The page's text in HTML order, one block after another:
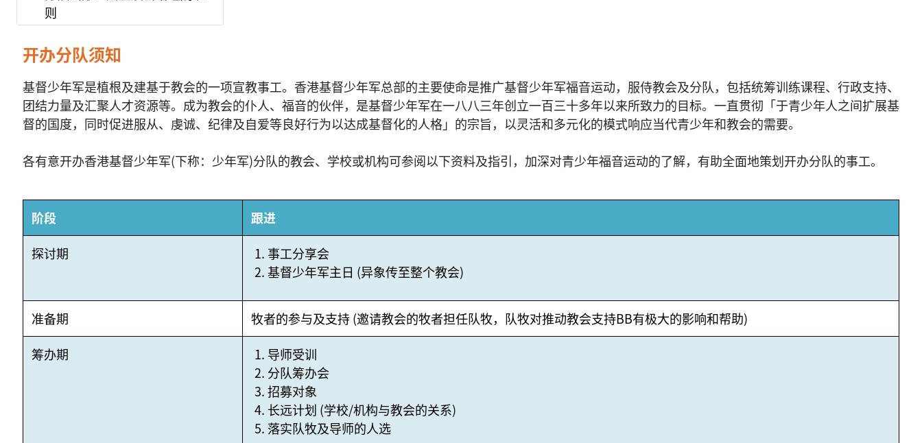
则
开办分队须知
基督少年军是植根及建基于教会的一项宣教事工。香港基督少年军总部的主要使命是推广基督少年军福音运动，服侍教会及分队，包括统筹训练课程、行政支持、
团结力量及汇聚人才资源等。成为教会的仆人、福音的伙伴，是基督少年军在一八八三年创立一百三十多年以来所致力的目标。一直贯彻「于青少年人之间扩展基
督的国度，同时促进服从、虔诚、纪律及自爱等良好行为以达成基督化的人格」的宗旨，以灵活和多元化的模式响应当代青少年和教会的需要。
各有意开办香港基督少年军(下称：少年军)分队的教会、学校或机构可参阅以下资料及指引，加深对青少年福音运动的了解，有助全面地策划开办分队的事工。
阶段
跟进
探讨期
事工分享会
基督少年军主日 (异象传至整个教会)
准备期
牧者的参与及支持 (邀请教会的牧者担任队牧，队牧对推动教会支持BB有极大的影响和帮助)
筹办期
导师受训
分队筹办会
招募对象
长远计划 (学校/机构与教会的关系)
落实队牧及导师的人选